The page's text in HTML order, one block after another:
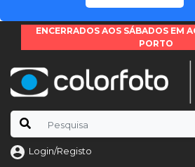
ENCERRADOS AOS SÁBADOS EM
PORTO
Login/Registo